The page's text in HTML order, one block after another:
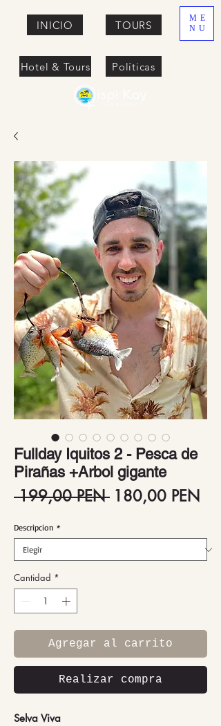
INICIO TOURS
Hotel & Tours Políticas
ME
NU
Fullday Iquitos 2 - Pesca de
Pirañas +Arbol gigante
199,00 PEN Precio
180,00 PEN
Descripcion *
Cantidad *
Agregar al carrito
Realizar compra
Selva Viva